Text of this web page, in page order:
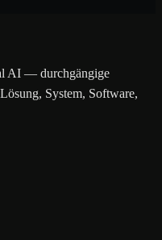
AI — durchgängige
System, Software,